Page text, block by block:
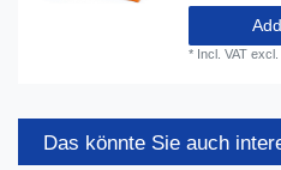
* Incl. VAT
Das könnte Sie auch